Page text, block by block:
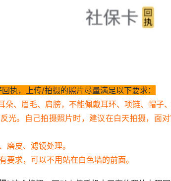
执，上传/拍摄的照片尽量满足以下要求：
朵、眉毛、肩膀，不能佩戴耳环、项链、帽子
反光。自己拍摄照片时，建议在白天拍摄，面
磨皮、滤镜处理。
要求，可以不用站在白色墙的前面。